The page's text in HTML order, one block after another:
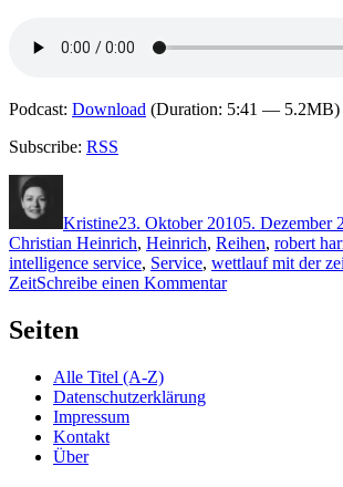
Podcast: Download (Duration: 5:41 — 5.2MB)
Subscribe: RSS
Kristine23. Oktober 20105. Dezember
Christian Heinrich, Heinrich, Reihen, robert
intelligence service, Service, wettlauf mit der
ZeitSchreibe einen Kommentarzu
Seiten
Alle Titel (A-Z)
Datenschutzerklärung
Impressum
Kontakt
Über